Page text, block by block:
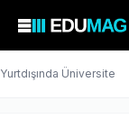
Yurtdışında Üniversite